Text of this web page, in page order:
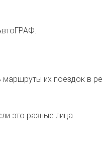
их поездок в
это разные лица.